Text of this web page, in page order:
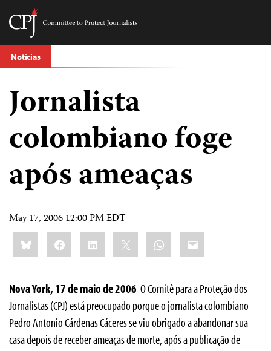
Skip
to
Committee
Journalists
Notícias
Jornalista
colombiano foge
após ameaças
May 17, 2006 12:00 PM EDT
Share
this:BlueskyFacebookLinkedIn WhatsApp
Email
Nova York, 17 de maio de 2006 ­ O Comitê para a Proteção dos
Jornalistas (CPJ) está preocupado porque o jornalista colombiano
Pedro Antonio Cárdenas Cáceres se viu obrigado a abandonar sua
casa depois de receber ameaças de morte, após a publicação de